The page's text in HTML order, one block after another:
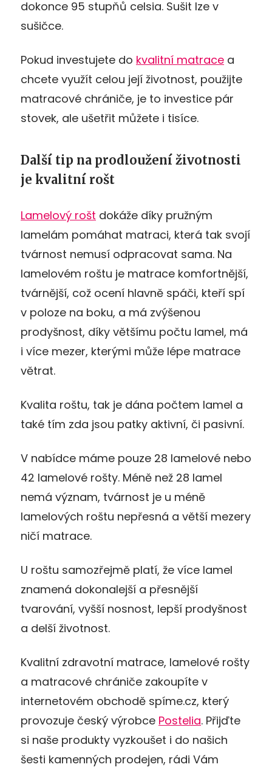
dokonce 95 stupňů celsia. Sušit lze v
sušičce.
Pokud investujete do kvalitní matrace a
chcete využít celou její životnost, použijte
matracové chrániče, je to investice pár
stovek, ale ušetřit můžete i tisíce.
Další tip na prodloužení životnosti
je kvalitní rošt
Lamelový rošt dokáže díky pružným
lamelám pomáhat matraci, která tak svojí
tvárnost nemusí odpracovat sama. Na
lamelovém roštu je matrace komfortnější,
tvárnější, což ocení hlavně spáči, kteří spí
v poloze na boku, a má zvýšenou
prodyšnost, díky většímu počtu lamel, má
i více mezer, kterými může lépe matrace
větrat.
Kvalita roštu, tak je dána počtem lamel a
také tím zda jsou patky aktivní, či pasivní.
V nabídce máme pouze 28 lamelové nebo
42 lamelové rošty. Méně než 28 lamel
nemá význam, tvárnost je u méně
lamelových roštu nepřesná a větší mezery
ničí matrace.
U roštu samozřejmě platí, že více lamel
znamená dokonalejší a přesnější
tvarování, vyšší nosnost, lepší prodyšnost
a delší životnost.
Kvalitní zdravotní matrace, lamelové rošty
a matracové chrániče zakoupíte v
internetovém obchodě spíme.cz, který
provozuje český výrobce Postelia. Přijďte
si naše produkty vyzkoušet i do našich
šesti kamenných prodejen, rádi Vám